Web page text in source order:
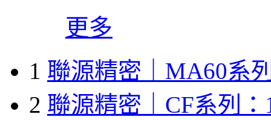
更多
1 聯源精密｜MA60系
2 聯源精密｜CF系列：